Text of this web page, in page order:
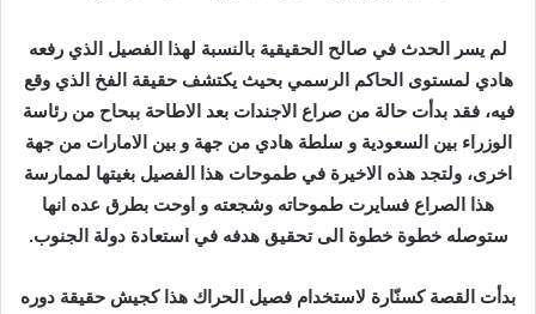
لم يسر الحدث في صالح الحقيقية بالنسبة لهذا الفصيل الذي رفعه
هادي لمستوى الحاكم الرسمي بحيث يكتشف حقيقة الفخ الذي وقع
فيه، فقد بدأت حالة من صراع الاجندات بعد الاطاحة ببحاح من رئاسة
الوزراء بين السعودية و سلطة هادي من جهة و بين الامارات من جهة
اخرى، ولتجد هذه الاخيرة في طموحات هذا الفصيل بغيتها لممارسة
هذا الصراع فسايرت طموحاته وشجعته و اوحت بطرق عده انها
ستوصله خطوة خطوة الى تحقيق هدفه في استعادة دولة الجنوب.
بدأت القصة كسنّارة لاستخدام فصيل الحراك هذا كجيش حقيقة دوره